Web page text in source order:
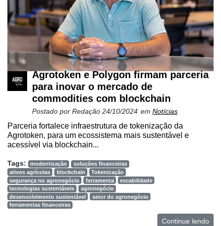
Agrotoken e Polygon firmam parceria
para inovar o mercado de
commodities com blockchain
Postado por Redação 24/10/2024 em Notícias
Parceria fortalece infraestrutura de tokenização da
Agrotoken, para um ecossistema mais sustentável e
acessível via blockchain...
Tags: modernização
soluções financeiras
ativos agrícolas
blockchain
Tokenização
segurança no agronegócio
ferramenta
escabilidade
tecnologias sustentáveis
agronegócio
desenvolvimento sustentável
setor do agronegócio
ferramentas financeiras
Continue lendo